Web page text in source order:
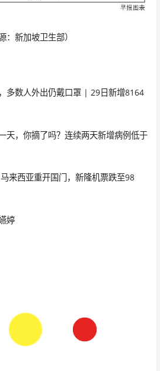
：新加坡卫生部）
多数人外出仍戴口罩 | 29日新增8164
天，你摘了吗？连续两天新增病例低于
来西亚重开国门，新隆机票跌至98
婷